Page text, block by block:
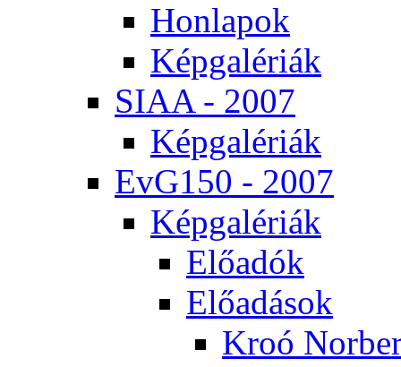
Hon­la­pok
Kép­ga­lé­ri­ák
SI­AA - 2007
Kép­ga­lé­ri­ák
EvG150 - 2007
Kép­ga­lé­ri­ák
Elő­adók
Elő­adá­sok
Kroó